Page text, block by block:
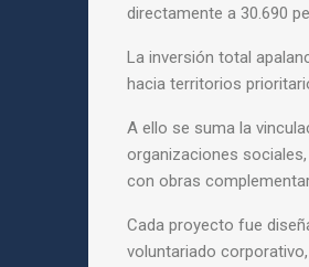
directamente a 30.690
La inversión total
hacia territorios
A ello se suma la
organizaciones
con obras
Cada proyecto fue
voluntariado